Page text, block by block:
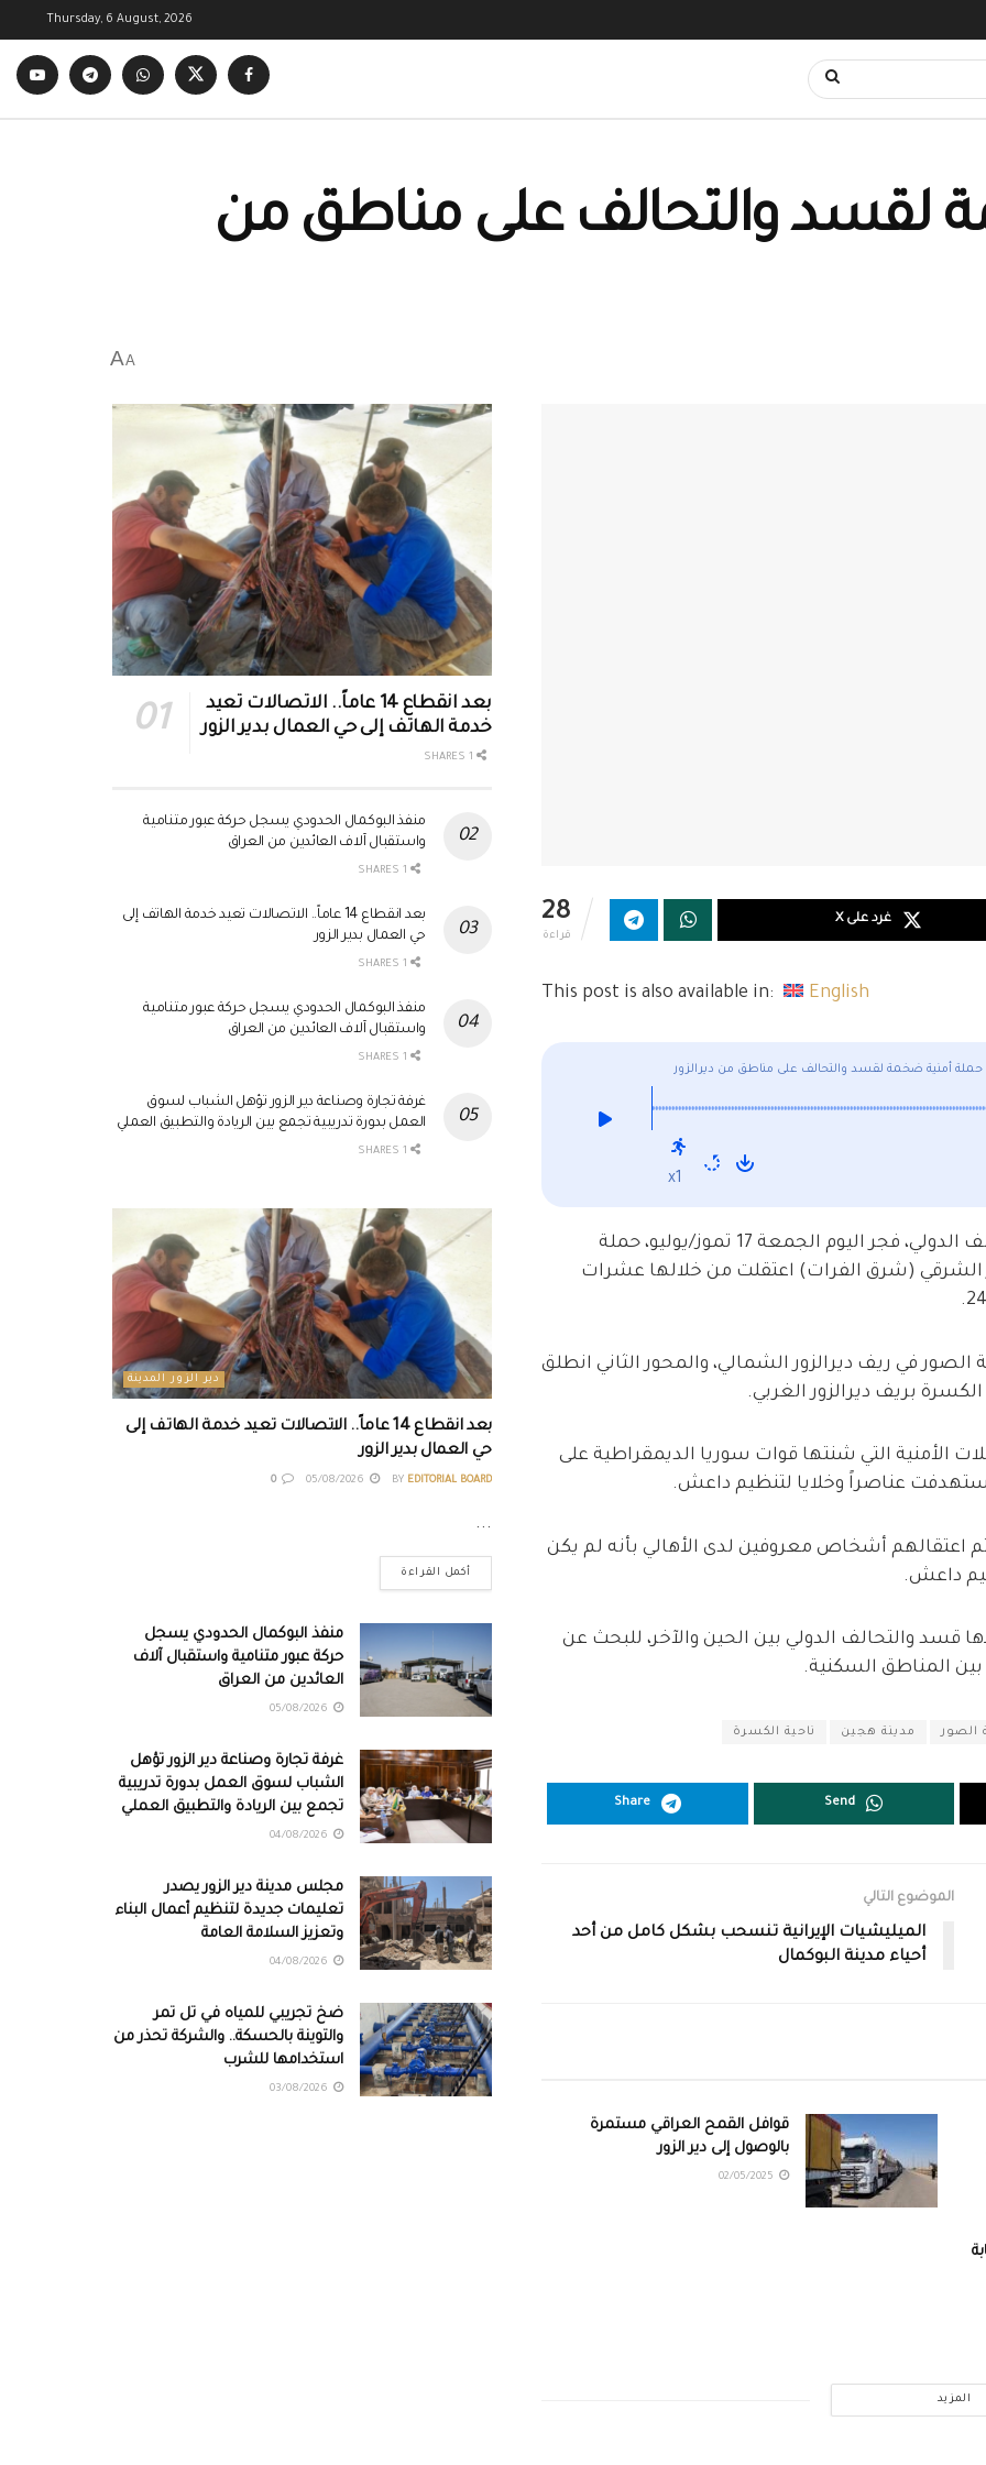
Thursday, 6 August, 2026
لقسد والتحالف على مناطق من
A
A
28
قراءة
غرد على X
This post is also available in: English
حملة أمنية ضخمة لقسد والتحالف على مناطق من ديرالزور
x1
شنت قوات سوريا الديمقراطية، بدعم من التحالف الدولي، فجر اليوم الجمعة 17 تموز/يوليو، حملة
الشرقي (شرق الفرات) اعتقلت من خلالها عشرات
في ريف ديرالزور الشمالي، والمحور الثاني انطلق
بريف ديرالزور الغربي.
الأمنية التي شنتها قوات سوريا الديمقراطية على
عناصراً وخلايا لتنظيم داعش.
إنّ من بين الذين تم اعتقالهم أشخاص معروفين لدى الأهالي بأنه لم يكن
داعش.
قسد والتحالف الدولي بين الحين والآخر، للبحث عن
المناطق السكنية.
الصور مدينة هجين ناحية الكسرة
Send
Share
الموضوع التالي
الميليشيات الإيرانية تنسحب بشكل كامل من أحد
أحياء مدينة البوكمال
قوافل القمح العراقي مستمرة
بالوصول إلى دير الزور
المزيد
بعد انقطاع 14 عاماً.. الاتصالات تعيد
خدمة الهاتف إلى حي العمال بدير الزور
منفذ البوكمال الحدودي يسجل حركة عبور متنامية
واستقبال آلاف العائدين من العراق
بعد انقطاع 14 عاماً.. الاتصالات تعيد خدمة الهاتف إلى
حي العمال بدير الزور
منفذ البوكمال الحدودي يسجل حركة عبور متنامية
واستقبال آلاف العائدين من العراق
غرفة تجارة وصناعة دير الزور تؤهل الشباب لسوق
العمل بدورة تدريبية تجمع بين الريادة والتطبيق العملي
دير الزور المدينة
بعد انقطاع 14 عاماً.. الاتصالات تعيد خدمة الهاتف إلى
حي العمال بدير الزور
BY EDITORIAL BOARD
0
...
أكمل القراءة
منفذ البوكمال الحدودي يسجل
حركة عبور متنامية واستقبال آلاف
العائدين من العراق
غرفة تجارة وصناعة دير الزور تؤهل
الشباب لسوق العمل بدورة تدريبية
تجمع بين الريادة والتطبيق العملي
مجلس مدينة دير الزور يصدر
تعليمات جديدة لتنظيم أعمال البناء
وتعزيز السلامة العامة
ضخ تجريبي للمياه في تل تمر
والتوينة بالحسكة.. والشركة تحذر من
استخدامها للشرب